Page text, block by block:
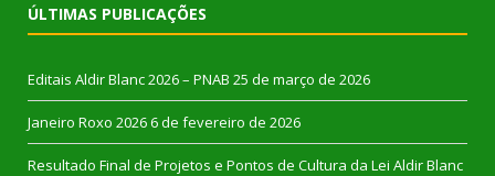
ÚLTIMAS PUBLICAÇÕES
Editais Aldir Blanc 2026 – PNAB 25 de março de 2026
Janeiro Roxo 2026 6 de fevereiro de 2026
Resultado Final de Projetos e Pontos de Cultura da Lei Aldir Blanc